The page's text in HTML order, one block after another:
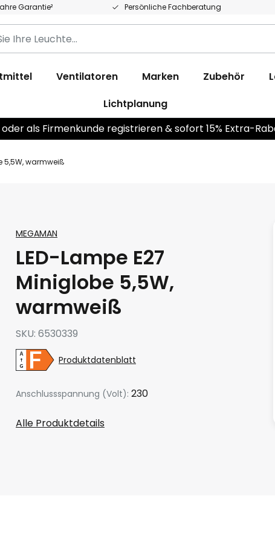
Garantie² Persönliche Fachberatung
Ventilatoren Marken Zubehör
Lichtplanung
als Firmenkunde registrieren & sofort 15% Extra-
5,5W, warmweiß
MEGAMAN
LED-Lampe E27
Miniglobe 5,5W,
warmweiß
SKU 6530339
Produktdatenblatt
Anschlussspannung (Volt): 230
Alle Produktdetails